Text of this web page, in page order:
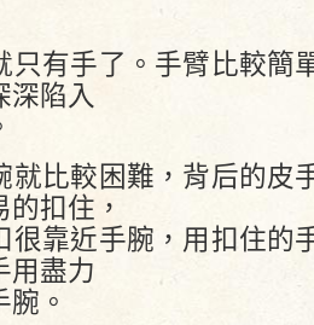
有手了。手臂比較簡
深陷入
比較困難，背后的皮
扣住，
很靠近手腕，用扣住的
用盡力
。